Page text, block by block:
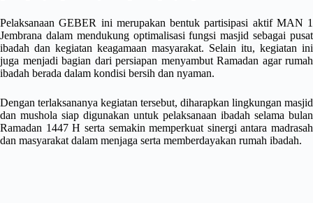
Pelaksanaan GEBER ini merupakan bentuk partisipasi aktif MAN 1
Jembrana dalam mendukung optimalisasi fungsi masjid sebagai pusat
ibadah dan kegiatan keagamaan masyarakat. Selain itu, kegiatan ini
juga menjadi bagian dari persiapan menyambut Ramadan agar rumah
ibadah berada dalam kondisi bersih dan nyaman.
Dengan terlaksananya kegiatan tersebut, diharapkan lingkungan masjid
dan mushola siap digunakan untuk pelaksanaan ibadah selama bulan
Ramadan 1447 H serta semakin memperkuat sinergi antara madrasah
dan masyarakat dalam menjaga serta memberdayakan rumah ibadah.